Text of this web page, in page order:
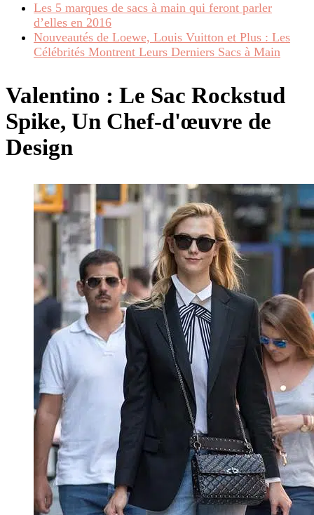
Les 5 marques de sacs à main qui feront parler
d’elles en 2016
Nouveautés de Loewe, Louis Vuitton et Plus : Les
Célébrités Montrent Leurs Derniers Sacs à Main
Valentino : Le Sac Rockstud
Spike, Un Chef-d'œuvre de
Design